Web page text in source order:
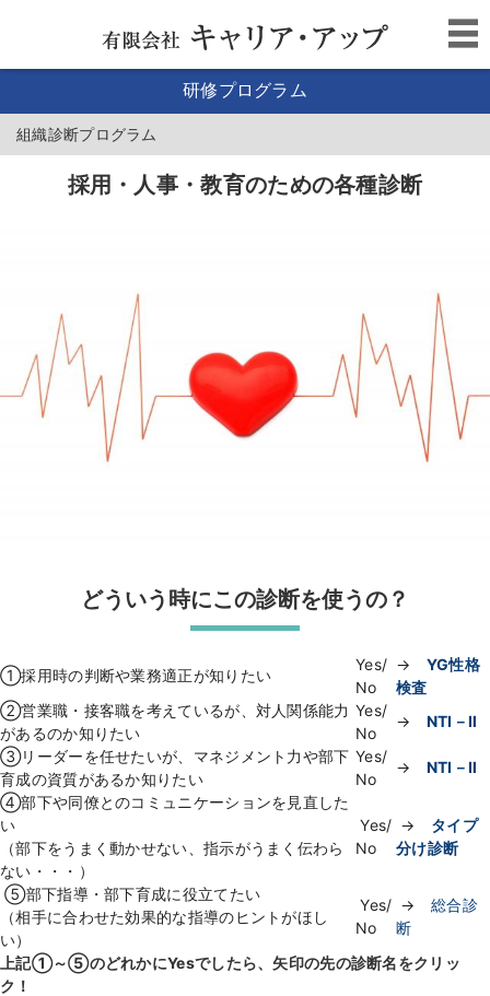
研修プログラム
組織診断プログラム
採用・人事・教育のための各種診断
どういう時にこの診断を使うの？
①採用時の判断や業務適正が知りたい
Yes/
No
→
YG性格
検査
②営業職・接客職を考えているが、対人関係能力
があるのか知りたい
Yes/
No
→
NTI－Ⅱ
③リーダーを任せたいが、マネジメント力や部下
育成の資質があるか知りたい
Yes/
No
→
NTI－Ⅱ
④部下や同僚とのコミュニケーションを見直した
い
（部下をうまく動かせない、指示がうまく伝わら
ない・・・）
Yes/
No
→
タイプ
分け診断
⑤部下指導・部下育成に役立てたい
（相手に合わせた効果的な指導のヒントがほし
い）
Yes/
No
→
総合診
断
上記①～⑤のどれかにYesでしたら、矢印の先の診断名をクリッ
ク！